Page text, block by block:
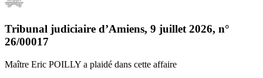
Tribunal judiciaire d’Amiens, 9 juillet 2026, n°
26/00017
Maître Eric POILLY a plaidé dans cette affaire